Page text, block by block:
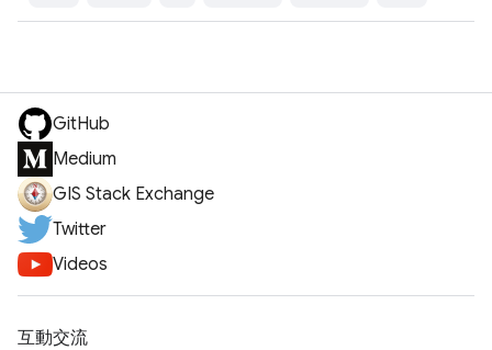
GitHub
Medium
GIS Stack Exchange
Twitter
Videos
互動交流